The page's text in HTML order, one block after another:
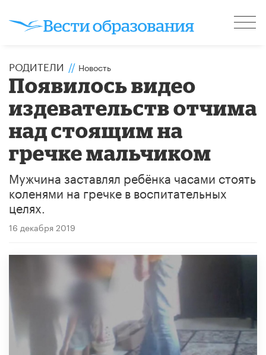
РОДИТЕЛИ // Новость
Появилось видео
издевательств отчима
над стоящим на
гречке мальчиком
Мужчина заставлял ребёнка часами стоять
коленями на гречке в воспитательных
целях.
16 декабря 2019